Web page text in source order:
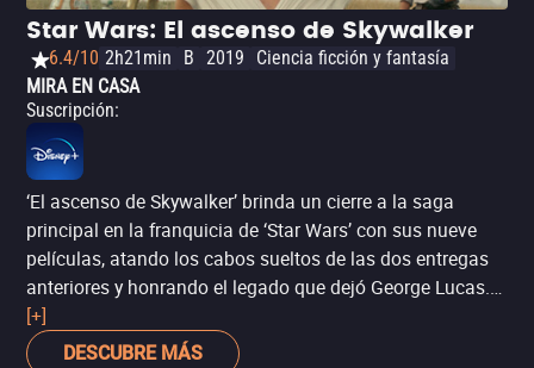
feminista resulta fascinante y brinda mayor profundidad
a un personaje clásico que, de otra forma, no suele ser
más que un accesorio.
Star Wars: El ascenso de Skywalker
6.4/10 2h21min B 2019
Ciencia ficción y fantasía
MIRA EN CASA
Suscripción:
‘El ascenso de Skywalker’ brinda un cierre a la saga
principal en la franquicia de ‘Star Wars’ con sus nueve
películas, atando los cabos sueltos de las dos entregas
anteriores y honrando el legado que dejó George Lucas.
El director y coguionista J.J. Abrams (también
responsable por ‘El despertar de la Fuerza’, el inicio de
[+]
DESCUBRE MÁS